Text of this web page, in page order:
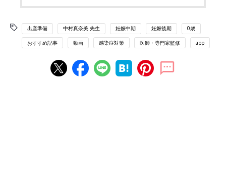
出産準備 中村真奈美 先生 妊娠中期 妊娠後期 0歳
おすすめ記事 動画 感染症対策 医師・専門家監修 app